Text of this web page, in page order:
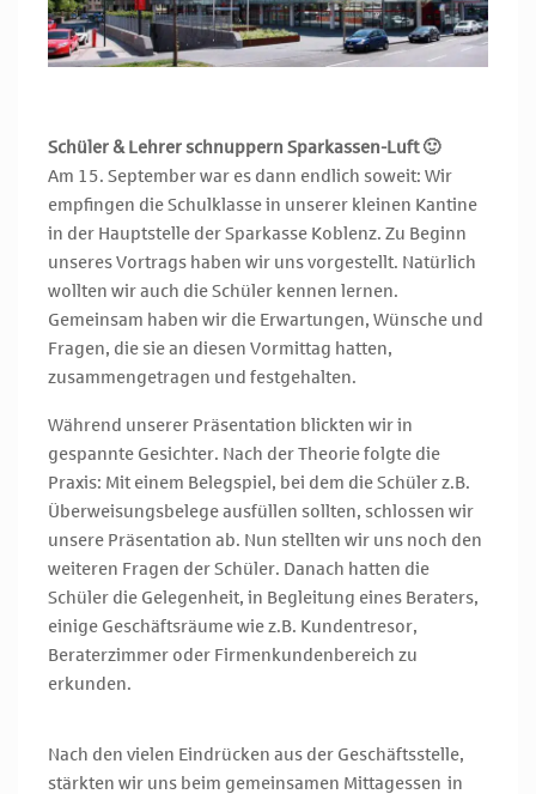
Schüler & Lehrer schnuppern Sparkassen-Luft 🙂
Am 15. September war es dann endlich soweit: Wir
empfingen die Schulklasse in unserer kleinen Kantine
in der Hauptstelle der Sparkasse Koblenz. Zu Beginn
unseres Vortrags haben wir uns vorgestellt. Natürlich
wollten wir auch die Schüler kennen lernen.
Gemeinsam haben wir die Erwartungen, Wünsche und
Fragen, die sie an diesen Vormittag hatten,
zusammengetragen und festgehalten.
Während unserer Präsentation blickten wir in
gespannte Gesichter. Nach der Theorie folgte die
Praxis: Mit einem Belegspiel, bei dem die Schüler z.B.
Überweisungsbelege ausfüllen sollten, schlossen wir
unsere Präsentation ab. Nun stellten wir uns noch den
weiteren Fragen der Schüler. Danach hatten die
Schüler die Gelegenheit, in Begleitung eines Beraters,
einige Geschäftsräume wie z.B. Kundentresor,
Beraterzimmer oder Firmenkundenbereich zu
erkunden.
Nach den vielen Eindrücken aus der Geschäftsstelle,
stärkten wir uns beim gemeinsamen Mittagessen in